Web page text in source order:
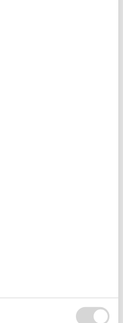
Ferienhaus mit Pool Salzburg